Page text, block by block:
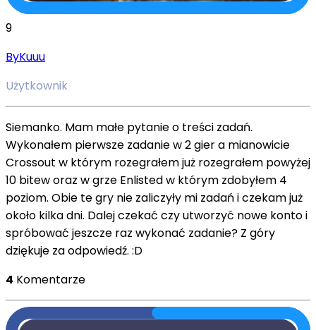
9
ByKuuu
Użytkownik
Siemanko. Mam małe pytanie o treści zadań.
Wykonałem pierwsze zadanie w 2 gier a mianowicie
Crossout w którym rozegrałem już rozegrałem powyżej
10 bitew oraz w grze Enlisted w którym zdobyłem 4
poziom. Obie te gry nie zaliczyły mi zadań i czekam już
około kilka dni. Dalej czekać czy utworzyć nowe konto i
spróbować jeszcze raz wykonać zadanie? Z góry
dziękuje za odpowiedź. :D
4 Komentarze